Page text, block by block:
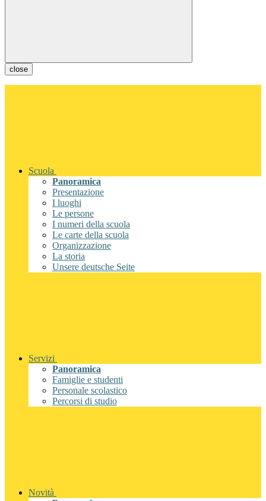
close
Scuola
Panoramica
Presentazione
I luoghi
Le persone
I numeri della scuola
Le carte della scuola
Organizzazione
La storia
Unsere deutsche Seite
Servizi
Panoramica
Famiglie e studenti
Personale scolastico
Percorsi di studio
Novità